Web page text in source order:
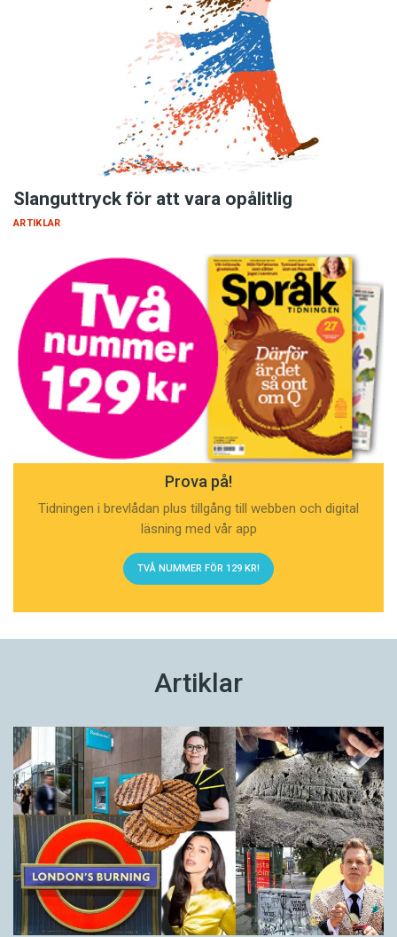
Slanguttryck för att vara opålitlig
ARTIKLAR
Prova på!
Tidningen i brevlådan plus tillgång till webben och digital
läsning med vår app
TVÅ NUMMER FÖR 129 KR!
Artiklar